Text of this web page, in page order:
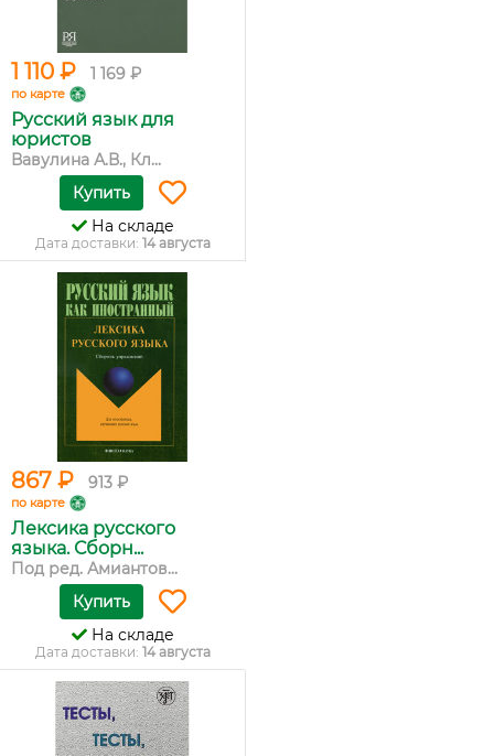
1 110 ₽ 1 169 ₽
по карте
Русский язык для
юристов
Вавулина А.В., Кл...
Купить
На складе
Дата доставки: 14 августа
867 ₽ 913 ₽
по карте
Лексика русского
языка. Сборн...
Под ред. Амиантов...
Купить
На складе
Дата доставки: 14 августа